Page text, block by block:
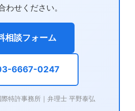
わせください。
相談フォーム
6667-0247
特許事務所｜弁理士 平野泰弘